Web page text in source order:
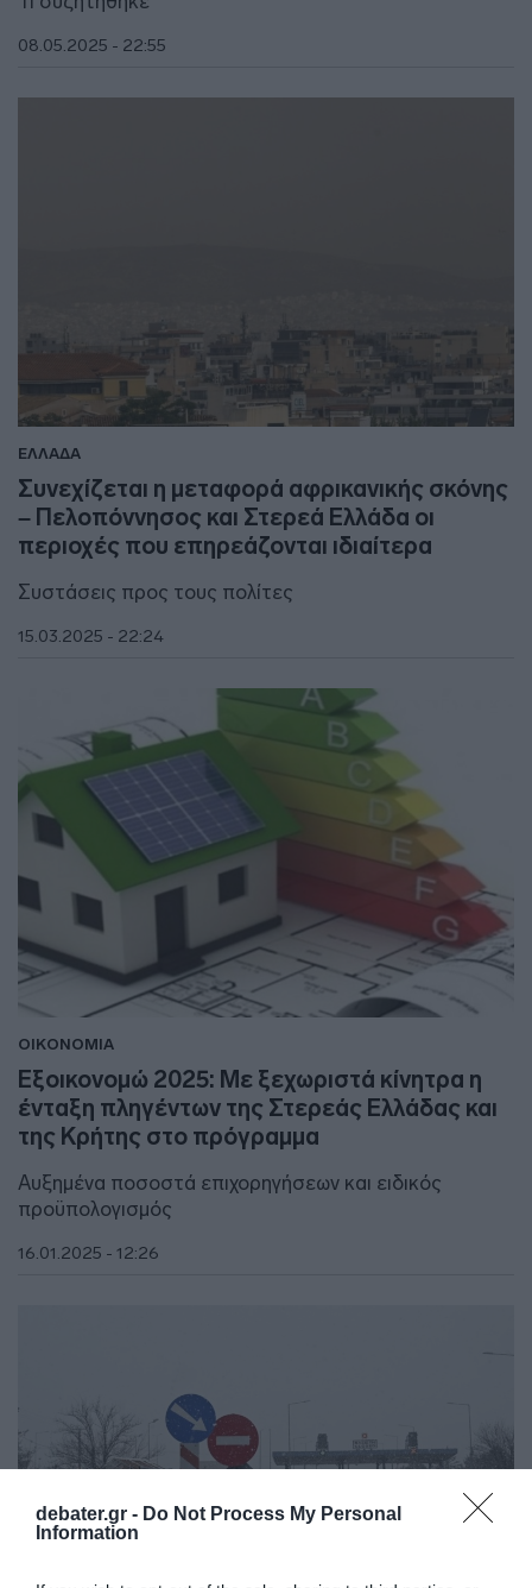
debater.gr - Do Not Process My Personal
Information
08.05.2025 - 22:55
ΕΛΛΑΔΑ
Συνεχίζεται η μεταφορά αφρικανικής σκόνης
– Πελοπόννησος και Στερεά Ελλάδα οι
περιοχές που επηρεάζονται ιδιαίτερα
Συστάσεις προς τους πολίτες
15.03.2025 - 22:24
ΟΙΚΟΝΟΜΙΑ
Εξοικονομώ 2025: Με ξεχωριστά κίνητρα η
ένταξη πληγέντων της Στερεάς Ελλάδας και
της Κρήτης στο πρόγραμμα
Αυξημένα ποσοστά επιχορηγήσεων και ειδικός
προϋπολογισμός
16.01.2025 - 12:26